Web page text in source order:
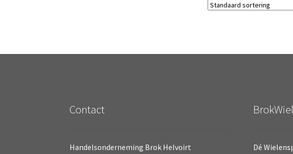
Contact
Handelsonderneming Brok Helvoirt
Dé